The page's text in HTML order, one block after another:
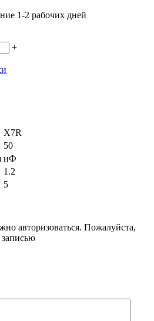
1-2 рабочих дней
+
X7R
50
нФ
1.2
5
авторизоваться. Пожалуйста,